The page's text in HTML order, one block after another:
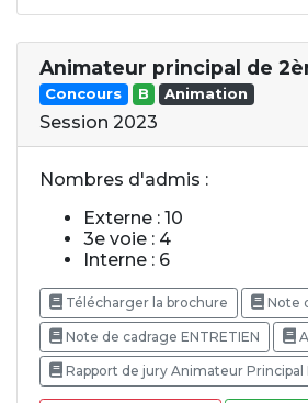
Animateur principal de
Concours B Animation
Session 2023
Nombres d'admis :
Externe : 10
3e voie : 4
Interne : 6
Télécharger la brochure Note
Note de cadrage ENTRETIEN
Rapport de jury Animateur Principal